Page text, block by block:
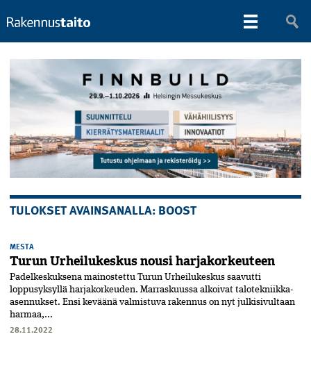
TULOKSET AVAINSANALLA: BOOST
MESTA
Turun Urheilukeskus nousi harjakorkeuteen
Padelkeskuksena mainostettu Turun Urheilu­keskus saavutti
loppusyksyllä harja­korkeuden. Marraskuussa alkoivat talotekniikka-
asennukset. Ensi keväänä valmistuva rakennus on nyt julkisivultaan
harmaa,...
28.11.2022